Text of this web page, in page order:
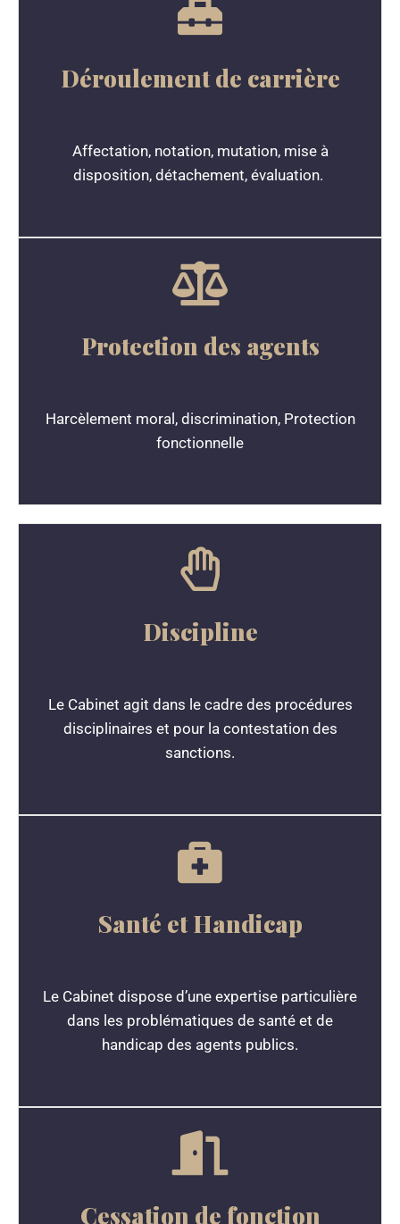
Déroulement de carrière
Affectation, notation, mutation, mise à
disposition, détachement, évaluation.
Protection des agents
Harcèlement moral, discrimination, Protection
fonctionnelle
Discipline
Le Cabinet agit dans le cadre des procédures
disciplinaires et pour la contestation des
sanctions.
Santé et Handicap
Le Cabinet dispose d’une expertise particulière
dans les problématiques de santé et de
handicap des agents publics.
Cessation de fonction